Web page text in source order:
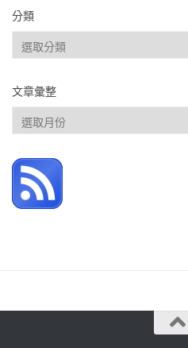
分類
分
類
文章彙整
文
章
整